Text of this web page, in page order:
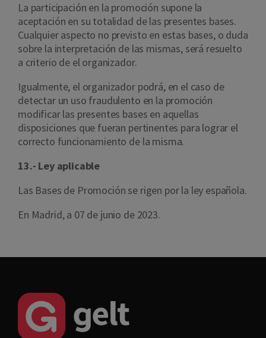
La participación en la promoción supone la
aceptación en su totalidad de las presentes bases.
Cualquier aspecto no previsto en estas bases, o duda
sobre la interpretación de las mismas, será resuelto
a criterio de el organizador.
Igualmente, el organizador podrá, en el caso de
detectar un uso fraudulento en la promoción
modificar las presentes bases en aquellas
disposiciones que fueran pertinentes para lograr el
correcto funcionamiento de la misma.
13.- Ley aplicable
Las Bases de Promoción se rigen por la ley española.
En Madrid, a 07 de junio de 2023.